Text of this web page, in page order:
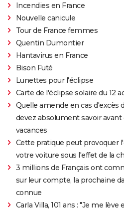
Incendies en France
Nouvelle canicule
Tour de France femmes
Quentin Dumontier
Hantavirus en France
Bison Futé
Lunettes pour l'éclipse
Carte de l'éclipse solaire du 12
Quelle amende en cas d'excès
devez absolument savoir
vacances
Cette pratique peut provoquer
votre voiture sous l'effet de la
3 millions de Français ont
sur leur compte, la prochaine
connue
Carla Villa, 101 ans : "Je me